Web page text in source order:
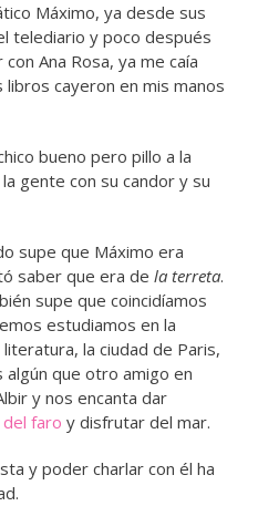
Máximo, ya desde sus
telediario y poco después
Ana Rosa, ya me caía
cayeron en mis manos
bueno pero pillo a la
gente con su candor y su
supe que Máximo era
saber que era de la terreta.
supe que coincidíamos
estudiamos en la
la ciudad de Paris,
que otro amigo en
y nos encanta dar
faro y disfrutar del mar.
y poder charlar con él ha